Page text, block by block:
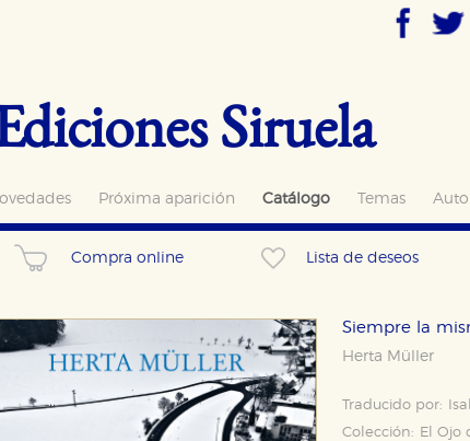
Siruela
Próxima aparición Catálogo Temas
Compra online Lista de deseos
Siempre la
Herta Müller
Traducido por:
Colección:
El Ojo